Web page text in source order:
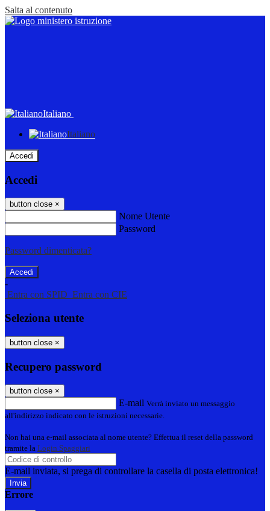
Salta al contenuto
Italiano
Italiano
Accedi
Accedi
button close ×
Nome Utente
Password
Password dimenticata?
-
Entra con SPID Entra con CIE
Seleziona utente
button close ×
Recupero password
button close ×
E-mail Verrà inviato un messaggio
all'indirizzo indicato con le istruzioni necessarie.
Non hai una e-mail associata al nome utente? Effettua il reset della password
tramite la Login Spaggiari
E-mail inviata, si prega di controllare la casella di posta elettronica!
Errore